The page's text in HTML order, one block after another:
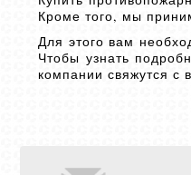
Кроме того, мы
Для этого вам
Чтобы узнать
компании свяжутся